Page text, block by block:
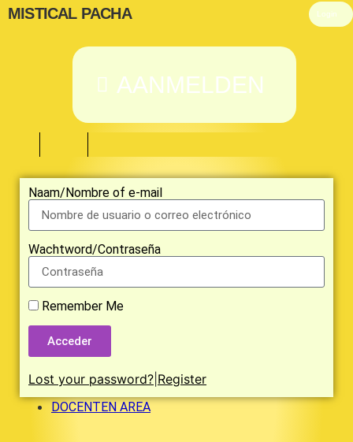
MISTICAL PACHA Login
AANMELDEN
Naam/Nombre of e-mail
Wachtword/Contraseña
Remember Me
Acceder
Lost your password? Register
DOCENTEN AREA